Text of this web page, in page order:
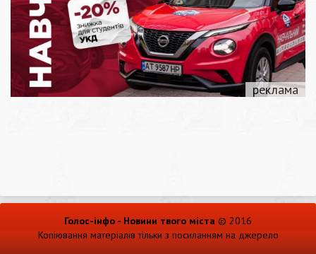
Голос-інфо - Новини твого міста © 2016
Копіювання матеріалів тільки з посиланням на джерело